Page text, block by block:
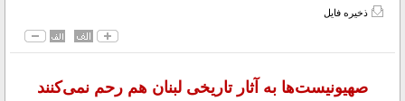
ذخیره فایل
صهیونیست‌ها به آثار تاریخی لبنان هم رحم نمی‌کنند